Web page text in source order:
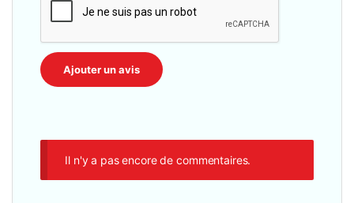
Il n'y a pas encore de commentaires.